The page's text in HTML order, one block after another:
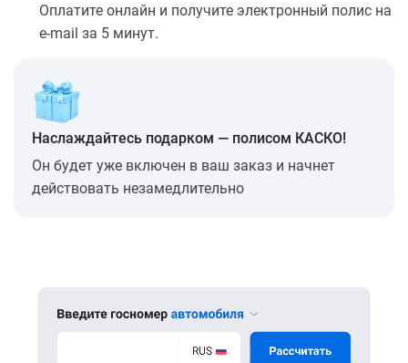
Оплатите онлайн и получите электронный полис на
e-mail за 5 минут.
Наслаждайтесь подарком — полисом КАСКО!
Он будет уже включен в ваш заказ и начнет
действовать незамедлительно